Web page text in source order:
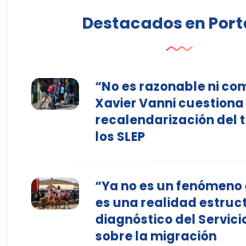
Destacados en
“No es razonable ni
Xavier Vanni cuestiona
recalendarización del
los SLEP
“Ya no es un
es una realidad
diagnóstico del
sobre la migración